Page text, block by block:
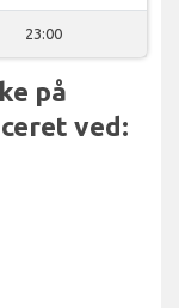
23:00
på
ved: